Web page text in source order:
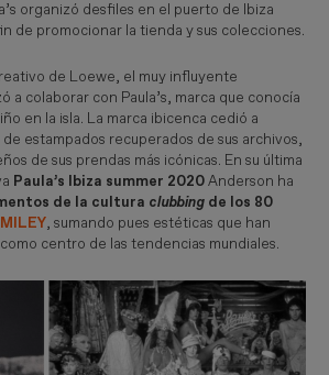
organizó desfiles en el puerto de Ibiza
de promocionar la tienda y sus colecciones.
de Loewe, el muy influyente
a colaborar con Paula’s, marca que conocía
en la isla. La marca ibicenca cedió a
estampados recuperados de sus archivos,
de sus prendas más icónicas. En su última
Paula’s Ibiza summer 2020Anderson ha
de la cultura clubbing de los 80
, sumando pues estéticas que han
centro de las tendencias mundiales.